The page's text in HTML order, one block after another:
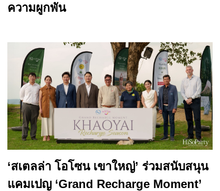
ความผูกพัน
‘สเตลล่า โอโซน เขาใหญ่’ ร่วมสนับสนุน
แคมเปญ ‘Grand Recharge Moment’